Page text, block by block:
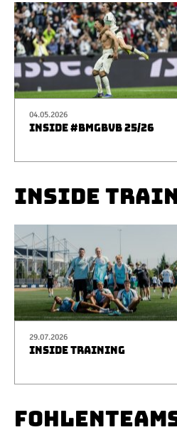
04.05.2026
INSIDE #BMGBVB 25/26
INSIDE
29.07.2026
INSIDE TRAINING